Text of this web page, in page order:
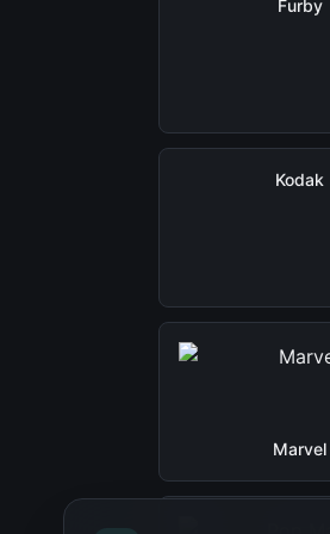
Furby
Kodak
Marvel